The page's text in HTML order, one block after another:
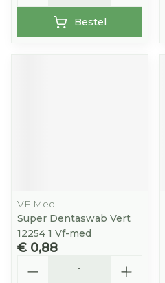
Bestel
VF Med
Super Dentaswab Vert
12254 1 Vf-med
€ 0,88